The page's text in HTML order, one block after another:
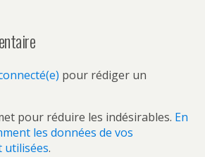
pour rédiger un
pour réduire les indésirables. En
les données de vos
utilisées.